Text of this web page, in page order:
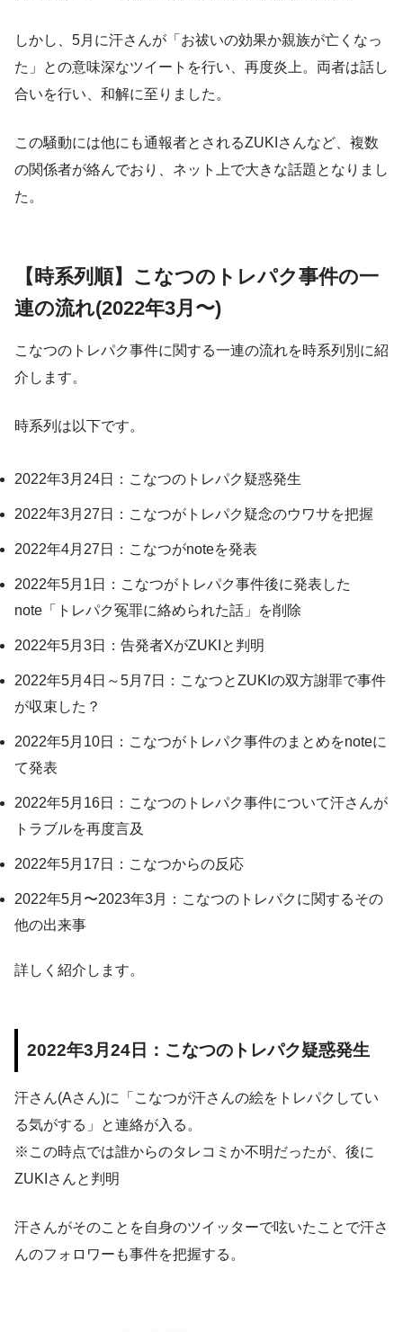
しかし、5月に汗さんが「お祓いの効果か親族が亡くなっ
た」との意味深なツイートを行い、再度炎上。両者は話し
合いを行い、和解に至りました。
この騒動には他にも通報者とされるZUKIさんなど、複数
の関係者が絡んでおり、ネット上で大きな話題となりまし
た。
【時系列順】こなつのトレパク事件の一
連の流れ(2022年3月〜)
こなつのトレパク事件に関する一連の流れを時系列別に紹
介します。
時系列は以下です。
2022年3月24日：こなつのトレパク疑惑発生
2022年3月27日：こなつがトレパク疑念のウワサを把握
2022年4月27日：こなつがnoteを発表
2022年5月1日：こなつがトレパク事件後に発表した
note「トレパク冤罪に絡められた話」を削除
2022年5月3日：告発者XがZUKIと判明
2022年5月4日～5月7日：こなつとZUKIの双方謝罪で事件
が収束した？
2022年5月10日：こなつがトレパク事件のまとめをnoteに
て発表
2022年5月16日：こなつのトレパク事件について汗さんが
トラブルを再度言及
2022年5月17日：こなつからの反応
2022年5月〜2023年3月：こなつのトレパクに関するその
他の出来事
詳しく紹介します。
2022年3月24日：こなつのトレパク疑惑発生
汗さん(Aさん)に「こなつが汗さんの絵をトレパクしてい
る気がする」と連絡が入る。
※この時点では誰からのタレコミか不明だったが、後に
ZUKIさんと判明
汗さんがそのことを自身のツイッターで呟いたことで汗さ
んのフォロワーも事件を把握する。